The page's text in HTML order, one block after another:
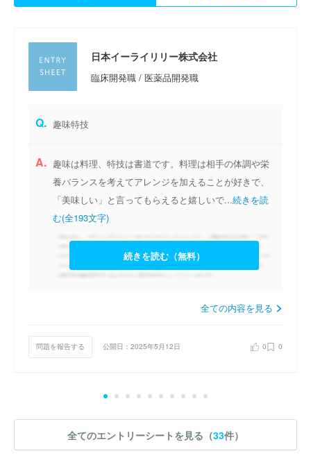
日本イーライリリー株式会社
臨床開発職 / 医薬品開発職
Q. 趣味特技
A. 趣味は料理、特技は書道です。料理は相手の体調や栄
養バランスを考えてアレンジを加えることが好きで、
「美味しい」と言ってもらえると嬉しいで...続きを読
む(全193文字)
続きを読む（無料）
全ての内容を見る
問題を報告する 公開日：2025年5月12日 0 0
全てのエントリーシートを見る（33件）